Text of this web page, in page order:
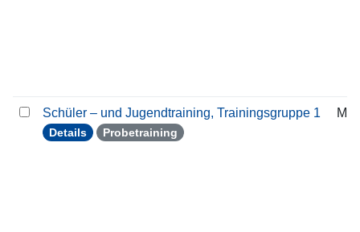
Schüler – und Jugendtraining, Trainingsgruppe 1
Details Probetraining